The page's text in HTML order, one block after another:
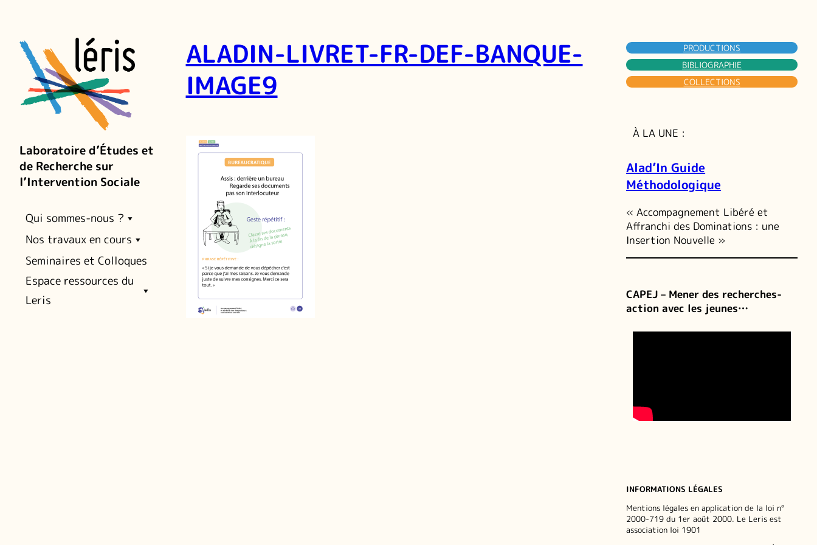
Laboratoire d’Études et
de Recherche sur
l’Intervention Sociale
Qui sommes-nous ?
Nos travaux en cours
Seminaires et Colloques
Espace ressources du
Leris
ALADIN-LIVRET-FR-DEF-BANQUE-
IMAGE9
PRODUCTIONS
BIBLIOGRAPHIE
COLLECTIONS
À LA UNE :
Alad’In Guide
Méthodologique
« Accompagnement Libéré et
Affranchi des Dominations : une
Insertion Nouvelle »
CAPEJ – Mener des recherches-
action avec les jeunes…
INFORMATIONS LÉGALES
Mentions légales en application de la loi n°
2000-719 du 1er août 2000. Le Leris est
association loi 1901